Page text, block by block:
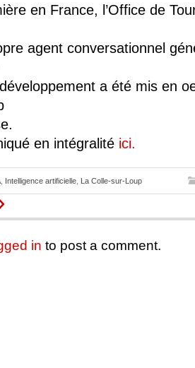
en France, l’Office de
agent conversationnel
a été mis en
en intégralité ici.
Intelligence artificielle La Colle-sur-Loup
in to post a comment.